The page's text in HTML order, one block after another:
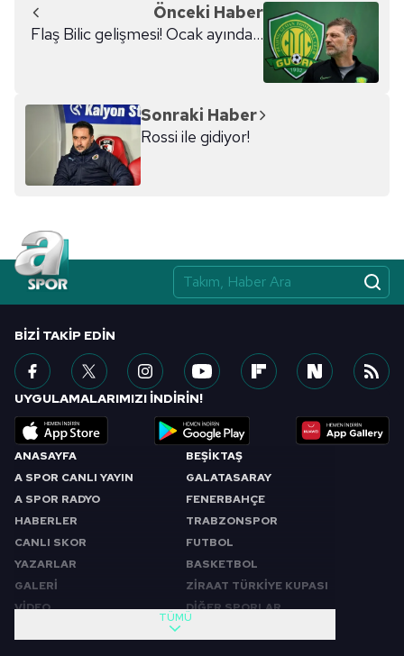
Önceki Haber
Flaş Bilic gelişmesi! Ocak ayında...
Sonraki Haber
Rossi ile gidiyor!
ANASAYFA
A SPOR CANLI YAYIN
A SPOR RADYO
HABERLER
CANLI SKOR
YAZARLAR
GALERİ
VİDEO
BEŞİKTAŞ
GALATASARAY
FENERBAHÇE
TRABZONSPOR
FUTBOL
BASKETBOL
ZİRAAT TÜRKİYE KUPASI
DİĞER SPORLAR
TÜMÜ
BIZI TAKIP EDIN
UYGULAMALARIMIZI İNDİRİN!